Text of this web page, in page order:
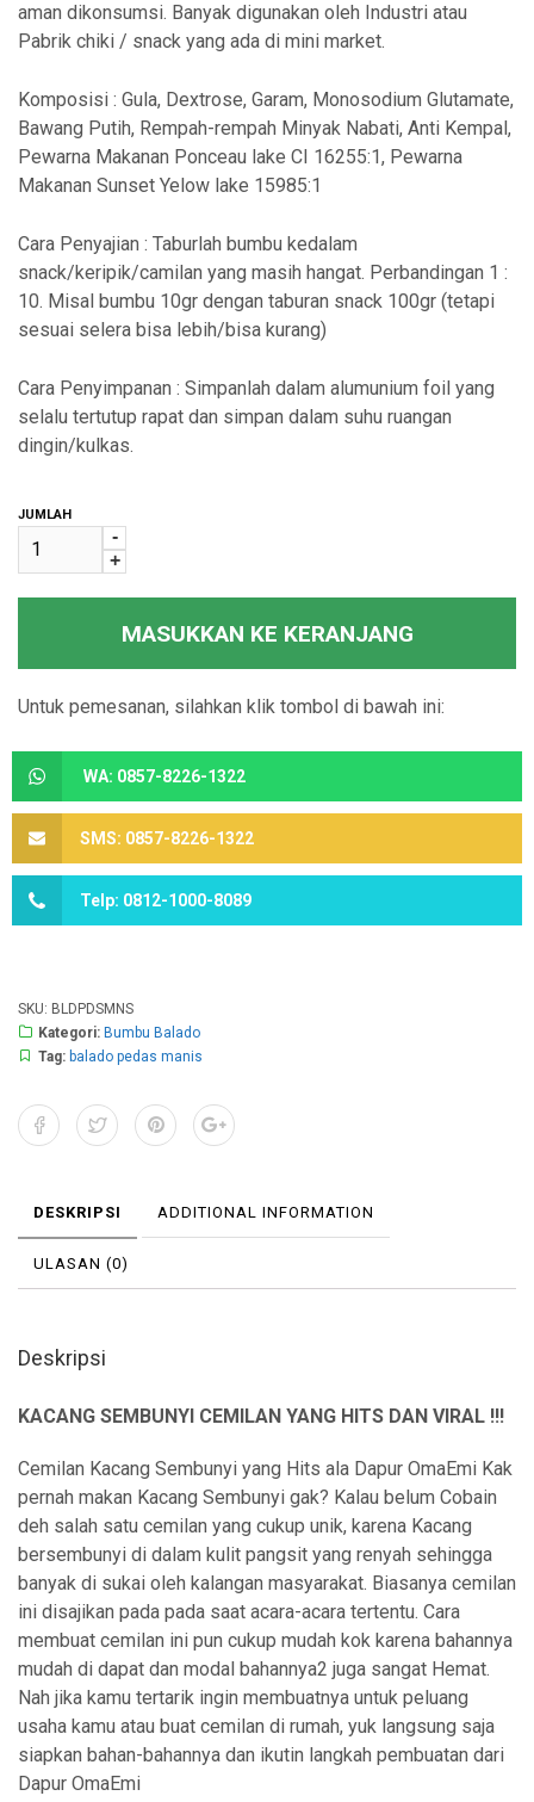
aman dikonsumsi. Banyak digunakan oleh Industri atau
Pabrik chiki / snack yang ada di mini market.
Komposisi : Gula, Dextrose, Garam, Monosodium Glutamate,
Bawang Putih, Rempah-rempah Minyak Nabati, Anti Kempal,
Pewarna Makanan Ponceau lake CI 16255:1, Pewarna
Makanan Sunset Yelow lake 15985:1
Cara Penyajian : Taburlah bumbu kedalam
snack/keripik/camilan yang masih hangat. Perbandingan 1 :
10. Misal bumbu 10gr dengan taburan snack 100gr (tetapi
sesuai selera bisa lebih/bisa kurang)
Cara Penyimpanan : Simpanlah dalam alumunium foil yang
selalu tertutup rapat dan simpan dalam suhu ruangan
dingin/kulkas.
JUMLAH
-
+
MASUKKAN KE KERANJANG
Untuk pemesanan, silahkan klik tombol di bawah ini:
WA: 0857-8226-1322
SMS: 0857-8226-1322
Telp: 0812-1000-8089
SKU: BLDPDSMNS
Kategori: Bumbu Balado
Tag: balado pedas manis
DESKRIPSI ADDITIONAL INFORMATION
ULASAN (0)
Deskripsi
KACANG SEMBUNYI CEMILAN YANG HITS DAN VIRAL !!!
Cemilan Kacang Sembunyi yang Hits ala Dapur OmaEmi Kak
pernah makan Kacang Sembunyi gak? Kalau belum Cobain
deh salah satu cemilan yang cukup unik, karena Kacang
bersembunyi di dalam kulit pangsit yang renyah sehingga
banyak di sukai oleh kalangan masyarakat. Biasanya cemilan
ini disajikan pada pada saat acara-acara tertentu. Cara
membuat cemilan ini pun cukup mudah kok karena bahannya
mudah di dapat dan modal bahannya2 juga sangat Hemat.
Nah jika kamu tertarik ingin membuatnya untuk peluang
usaha kamu atau buat cemilan di rumah, yuk langsung saja
siapkan bahan-bahannya dan ikutin langkah pembuatan dari
Dapur OmaEmi